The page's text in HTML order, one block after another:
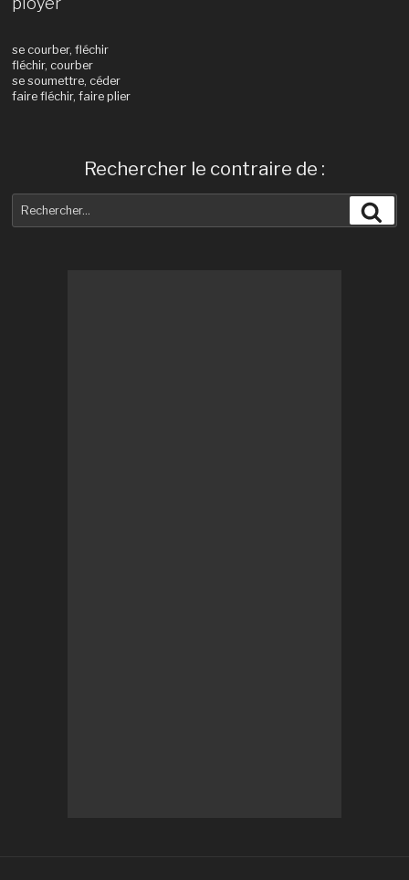
se courber, fléchir
fléchir, courber
se soumettre, céder
faire fléchir, faire plier
Rechercher le contraire de :
pour